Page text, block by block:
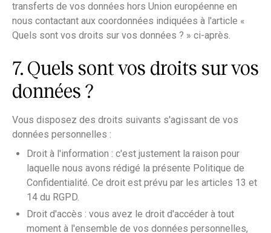
transferts de vos données hors Union européenne en
nous contactant aux coordonnées indiquées à l'article «
Quels sont vos droits sur vos données ? » ci-après.
7. Quels sont vos droits sur vos
données ?
Vous disposez des droits suivants s'agissant de vos
données personnelles :
Droit à l'information : c'est justement la raison pour
laquelle nous avons rédigé la présente Politique de
Confidentialité. Ce droit est prévu par les articles 13 et
14 du RGPD.
Droit d'accès : vous avez le droit d'accéder à tout
moment à l'ensemble de vos données personnelles,